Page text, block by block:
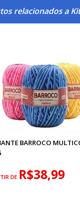
relacionados a
BARROCO
DE R$38,99